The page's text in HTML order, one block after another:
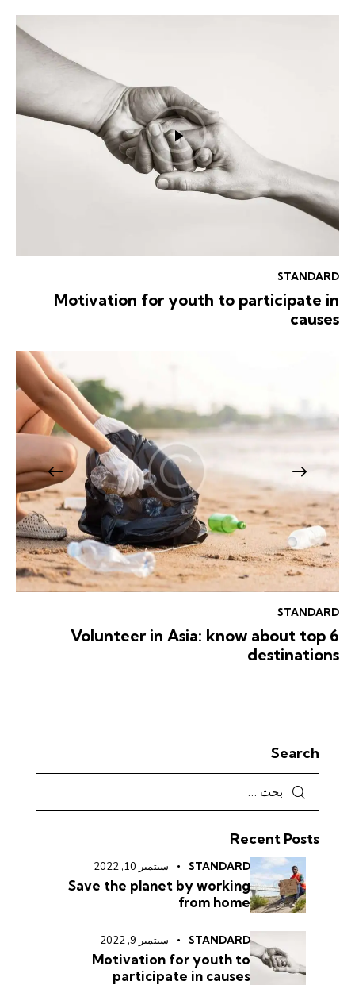
STANDARD
Motivation for youth to participate in
causes
STANDARD
Volunteer in Asia: know about top 6
destinations
Search
Recent Posts
STANDARD سبتمبر 10, 2022
Save the planet by working
from home
STANDARD سبتمبر 9, 2022
Motivation for youth to
participate in causes